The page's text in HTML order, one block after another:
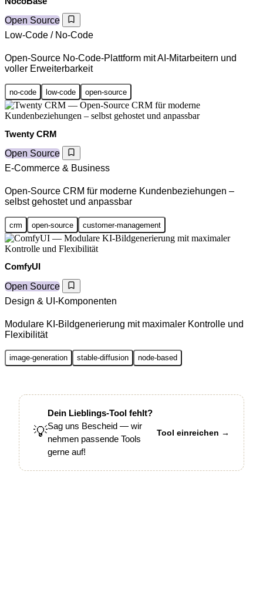
Open Source
Low-Code / No-Code
Open-Source No-Code-Plattform mit AI-Mitarbeitern und
voller Erweiterbarkeit
no-code low-code open-source
Twenty CRM
Open Source
E-Commerce & Business
Open-Source CRM für moderne Kundenbeziehungen –
selbst gehostet und anpassbar
crm open-source customer-management
ComfyUI
Open Source
Design & UI-Komponenten
Modulare KI-Bildgenerierung mit maximaler Kontrolle und
Flexibilität
image-generation stable-diffusion node-based
💡
Dein Lieblings-Tool fehlt?
Sag uns Bescheid — wir
nehmen passende Tools
gerne auf!
Tool einreichen →